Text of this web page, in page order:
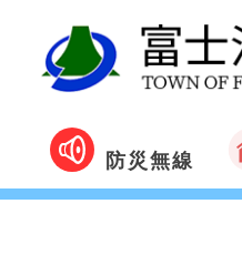
防災無線